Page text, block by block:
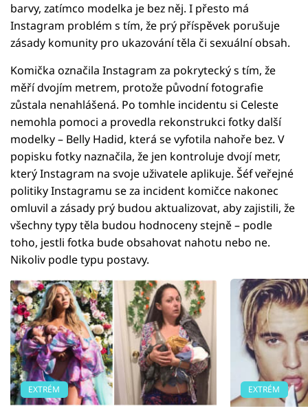
barvy, zatímco modelka je bez něj. I přesto má
Instagram problém s tím, že prý příspěvek porušuje
zásady komunity pro ukazování těla či sexuální obsah.
Komička označila Instagram za pokrytecký s tím, že
měří dvojím metrem, protože původní fotografie
zůstala nenahlášená. Po tomhle incidentu si Celeste
nemohla pomoci a provedla rekonstrukci fotky další
modelky – Belly Hadid, která se vyfotila nahoře bez. V
popisku fotky naznačila, že jen kontroluje dvojí metr,
který Instagram na svoje uživatele aplikuje. Šéf veřejné
politiky Instagramu se za incident komičce nakonec
omluvil a zásady prý budou aktualizovat, aby zajistili, že
všechny typy těla budou hodnoceny stejně – podle
toho, jestli fotka bude obsahovat nahotu nebo ne.
Nikoliv podle typu postavy.
EXTRÉM EXTRÉM